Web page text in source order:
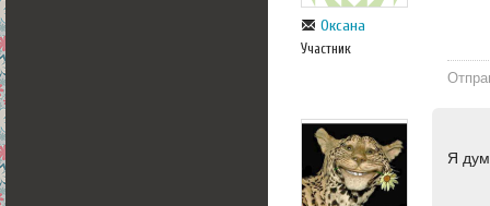
Оксана
Участник
Я